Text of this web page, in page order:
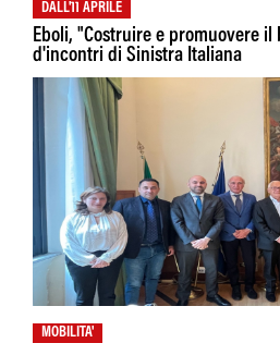
DALL'11 APRILE
Eboli, "Costruire e promuovere
d'incontri di Sinistra Italiana
MOBILITA'